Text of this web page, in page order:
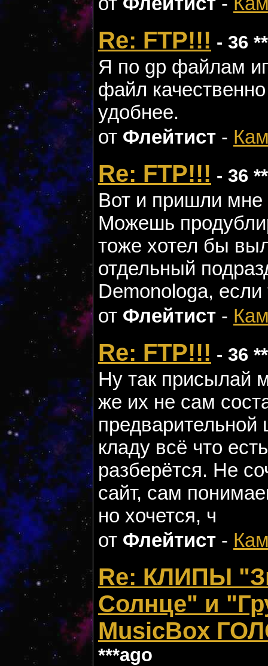
Re: FTP!!! - 36
Я по gp файлам
файл
удобнее.
от Флейтист -
Re: FTP!!! - 36
Вот и пришли мне
Можешь
тоже хотел бы
отдельный
Demonologa, если
от Флейтист -
Re: FTP!!! - 36
Ну так присылай
же их не сам
кладу всё что
разберётся. Не
сайт, сам
но хочется, ч
от Флейтист -
Re: КЛИПЫ
Солнце" и
MusicBox
***ago